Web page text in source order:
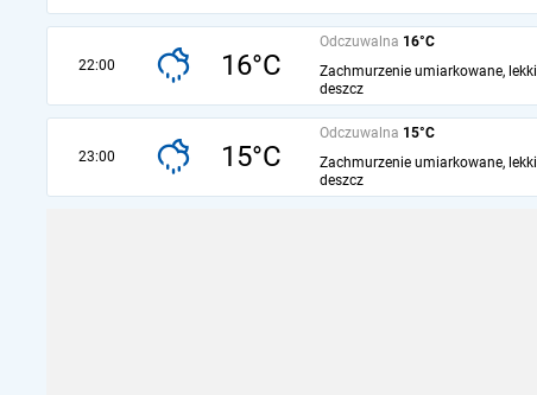
22:00 16°C
Odczuwalna 16°C
Zachmurzenie umiarkowane, lekki
deszcz
23:00 15°C
Odczuwalna 15°C
Zachmurzenie umiarkowane, lekki
deszcz